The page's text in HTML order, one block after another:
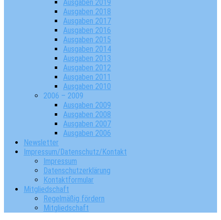
Ausgaben 2019
Ausgaben 2018
Ausgaben 2017
Ausgaben 2016
Ausgaben 2015
Ausgaben 2014
Ausgaben 2013
Ausgaben 2012
Ausgaben 2011
Ausgaben 2010
2006 – 2009
Ausgaben 2009
Ausgaben 2008
Ausgaben 2007
Ausgaben 2006
Newsletter
Impressum/Datenschutz/Kontakt
Impressum
Datenschutzerklärung
Kontaktformular
Mitgliedschaft
Regelmäßig fördern
Mitgliedschaft